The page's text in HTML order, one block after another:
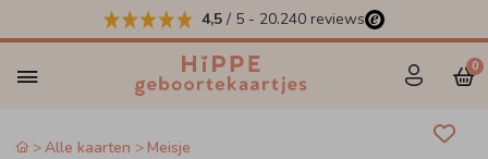
4,5 / 5 - 20.240 reviews
0
Alle kaarten Meisje